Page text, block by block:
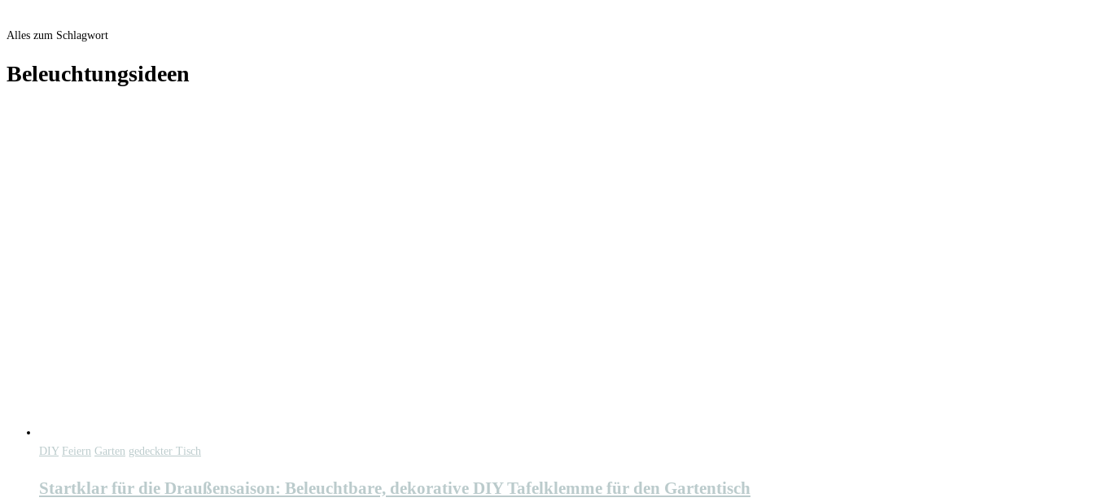
Alles zum Schlagwort
Beleuchtungsideen
DIY Feiern Garten gedeckter Tisch
Startklar für die Draußensaison: Beleuchtbare, dekorative DIY Tafelklemme für den Gartentisch